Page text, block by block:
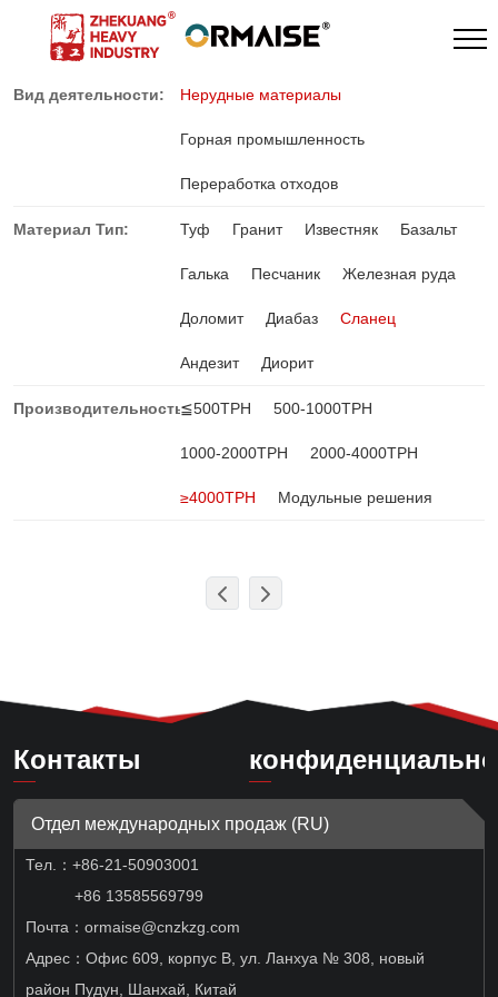
Вид деятельности: Нерудные материалы
Горная промышленность
Переработка отходов
Материал Тип: Туф Гранит Известняк Базальт
Галька Песчаник Железная руда
Доломит Диабаз Сланец
Андезит Диорит
Производительность:≦500TPH 500-1000TPH
1000-2000TPH 2000-4000TPH
≥4000TPH Модульные решения
Контакты
Отдел международных продаж (RU)
Тел.： +86-21-50903001
+86 13585569799
Почта：ormaise@cnzkzg.com
Адрес：Офис 609, корпус B, ул. Ланхуа № 308, новый
район Пудун, Шанхай, Китай